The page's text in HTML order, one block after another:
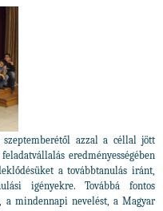
azzal a céllal jött
eredményességében
a továbbtanulás iránt,
igényekre. Továbbá fontos
a mindennapi nevelést, a Magyar